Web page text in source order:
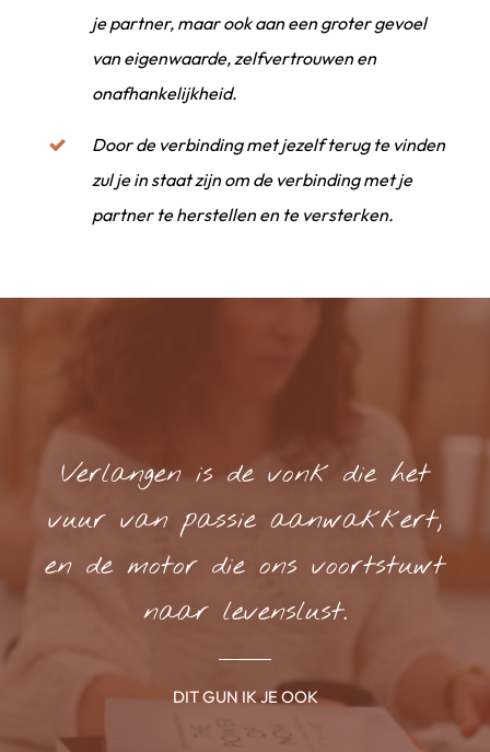
je partner, maar ook aan een groter gevoel
van eigenwaarde, zelfvertrouwen en
onafhankelijkheid.
Door de verbinding met jezelf terug te vinden
zul je in staat zijn om de verbinding met je
partner te herstellen en te versterken.
Verlangen is de vonk die het
vuur van passie aanwakkert,
en de motor die ons voortstuwt
naar levenslust.
DIT GUN IK JE OOK